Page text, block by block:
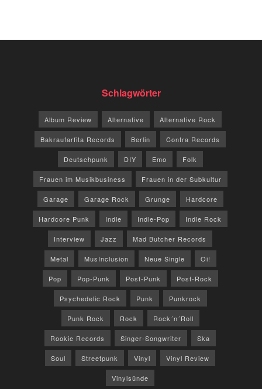
Schlagwörter
Album Review Alternative Alternative Rock
Bakraufarfita Records Berlin Contra Records
Deutschpunk DIY Emo Folk
Frauen im Musikbusiness Frauen in der Subkultur
Garage Garage Rock Grunge Hardcore
Hardcore Punk Indie Indie-Pop Indie Rock
Interview Jazz Mad Butcher Records
Metal MusInclusion Neue Single Oi!
Pop Pop-Punk Post-Punk Post-Rock
Psychedelic Rock Punk Punkrock
Punk Rock Rock Rock´n´Roll
Rookie Records Singer-Songwriter Ska
Soul Streetpunk Vinyl Vinyl Review
Vinylsünde